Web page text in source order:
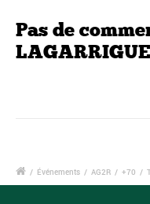
Pas de
/ Événements / AG2R / +70 /